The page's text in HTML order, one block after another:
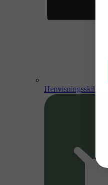
Henvisningsskilte